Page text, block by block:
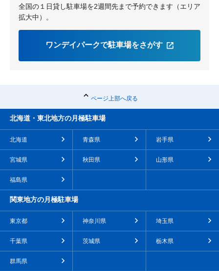
全国の１日貸し駐車場を2週間先まで予約できます（エリア
拡大中）。
ワンデイパークで駐車場をさがす
ページ上部へ戻る
北海道・東北地方の月極駐車場
北海道 青森県 岩手県
宮城県 秋田県 山形県
福島県
関東地方の月極駐車場
東京都 神奈川県 埼玉県
千葉県 茨城県 栃木県
群馬県